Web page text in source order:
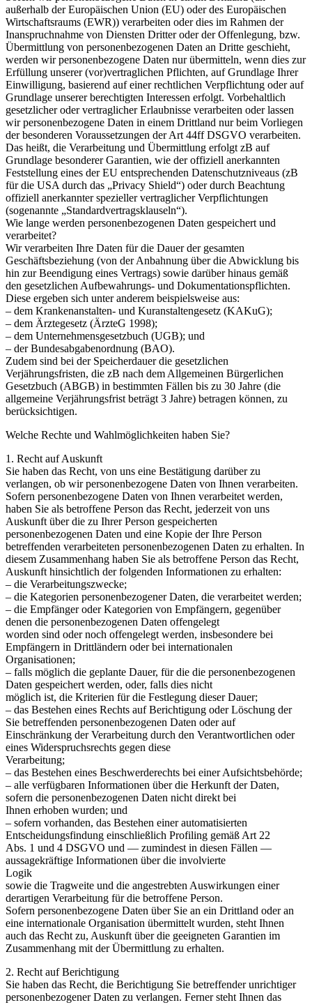
außerhalb der Europäischen Union (EU) oder des Europäischen
Wirtschaftsraums (EWR)) verarbeiten oder dies im Rahmen der
Inanspruchnahme von Diensten Dritter oder der Offenlegung, bzw.
Übermittlung von personenbezogenen Daten an Dritte geschieht,
werden wir personenbezogene Daten nur übermitteln, wenn dies zur
Erfüllung unserer (vor)vertraglichen Pflichten, auf Grundlage Ihrer
Einwilligung, basierend auf einer rechtlichen Verpflichtung oder auf
Grundlage unserer berechtigten Interessen erfolgt. Vorbehaltlich
gesetzlicher oder vertraglicher Erlaubnisse verarbeiten oder lassen
wir personenbezogene Daten in einem Drittland nur beim Vorliegen
der besonderen Voraussetzungen der Art 44ff DSGVO verarbeiten.
Das heißt, die Verarbeitung und Übermittlung erfolgt zB auf
Grundlage besonderer Garantien, wie der offiziell anerkannten
Feststellung eines der EU entsprechenden Datenschutzniveaus (zB
für die USA durch das „Privacy Shield“) oder durch Beachtung
offiziell anerkannter spezieller vertraglicher Verpflichtungen
(sogenannte „Standardvertragsklauseln“).
Wie lange werden personenbezogenen Daten gespeichert und
verarbeitet?
Wir verarbeiten Ihre Daten für die Dauer der gesamten
Geschäftsbeziehung (von der Anbahnung über die Abwicklung bis
hin zur Beendigung eines Vertrags) sowie darüber hinaus gemäß
den gesetzlichen Aufbewahrungs- und Dokumentationspflichten.
Diese ergeben sich unter anderem beispielsweise aus:
– dem Krankenanstalten- und Kuranstaltengesetz (KAKuG);
– dem Ärztegesetz (ÄrzteG 1998);
– dem Unternehmensgesetzbuch (UGB); und
– der Bundesabgabenordnung (BAO).
Zudem sind bei der Speicherdauer die gesetzlichen
Verjährungsfristen, die zB nach dem Allgemeinen Bürgerlichen
Gesetzbuch (ABGB) in bestimmten Fällen bis zu 30 Jahre (die
allgemeine Verjährungsfrist beträgt 3 Jahre) betragen können, zu
berücksichtigen.
Welche Rechte und Wahlmöglichkeiten haben Sie?
1. Recht auf Auskunft
Sie haben das Recht, von uns eine Bestätigung darüber zu
verlangen, ob wir personenbezogene Daten von Ihnen verarbeiten.
Sofern personenbezogene Daten von Ihnen verarbeitet werden,
haben Sie als betroffene Person das Recht, jederzeit von uns
Auskunft über die zu Ihrer Person gespeicherten
personenbezogenen Daten und eine Kopie der Ihre Person
betreffenden verarbeiteten personenbezogenen Daten zu erhalten. In
diesem Zusammenhang haben Sie als betroffene Person das Recht,
Auskunft hinsichtlich der folgenden Informationen zu erhalten:
– die Verarbeitungszwecke;
– die Kategorien personenbezogener Daten, die verarbeitet werden;
– die Empfänger oder Kategorien von Empfängern, gegenüber
denen die personenbezogenen Daten offengelegt
worden sind oder noch offengelegt werden, insbesondere bei
Empfängern in Drittländern oder bei internationalen
Organisationen;
– falls möglich die geplante Dauer, für die die personenbezogenen
Daten gespeichert werden, oder, falls dies nicht
möglich ist, die Kriterien für die Festlegung dieser Dauer;
– das Bestehen eines Rechts auf Berichtigung oder Löschung der
Sie betreffenden personenbezogenen Daten oder auf
Einschränkung der Verarbeitung durch den Verantwortlichen oder
eines Widerspruchsrechts gegen diese
Verarbeitung;
– das Bestehen eines Beschwerderechts bei einer Aufsichtsbehörde;
– alle verfügbaren Informationen über die Herkunft der Daten,
sofern die personenbezogenen Daten nicht direkt bei
Ihnen erhoben wurden; und
– sofern vorhanden, das Bestehen einer automatisierten
Entscheidungsfindung einschließlich Profiling gemäß Art 22
Abs. 1 und 4 DSGVO und — zumindest in diesen Fällen —
aussagekräftige Informationen über die involvierte
Logik
sowie die Tragweite und die angestrebten Auswirkungen einer
derartigen Verarbeitung für die betroffene Person.
Sofern personenbezogene Daten über Sie an ein Drittland oder an
eine internationale Organisation übermittelt wurden, steht Ihnen
auch das Recht zu, Auskunft über die geeigneten Garantien im
Zusammenhang mit der Übermittlung zu erhalten.
2. Recht auf Berichtigung
Sie haben das Recht, die Berichtigung Sie betreffender unrichtiger
personenbezogener Daten zu verlangen. Ferner steht Ihnen das